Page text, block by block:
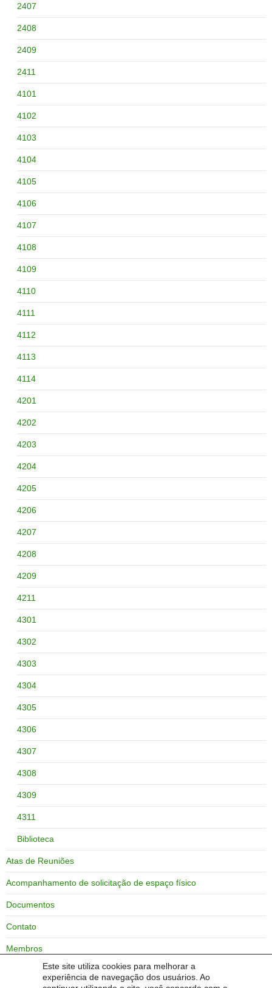
Este site utiliza cookies para melhorar a
experiência de navegação dos usuários. Ao
2407
2408
2409
2411
4101
4102
4103
4104
4105
4106
4107
4108
4109
4110
4111
4112
4113
4114
4201
4202
4203
4204
4205
4206
4207
4208
4209
4211
4301
4302
4303
4304
4305
4306
4307
4308
4309
4311
Biblioteca
Atas de Reuniões
Acompanhamento de solicitação de espaço físico
Documentos
Contato
Membros
Zoneamento do campus Bagé